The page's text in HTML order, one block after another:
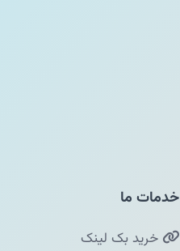
خدمات ما
خرید بک لینک